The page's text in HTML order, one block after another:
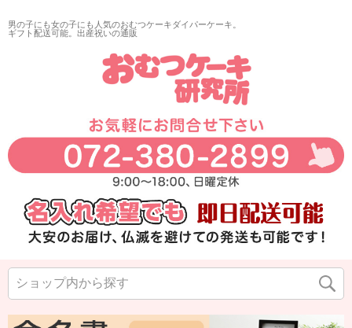
男の子にも女の子にも人気のおむつケーキダイパーケーキ。
ギフト配送可能。出産祝いの通販